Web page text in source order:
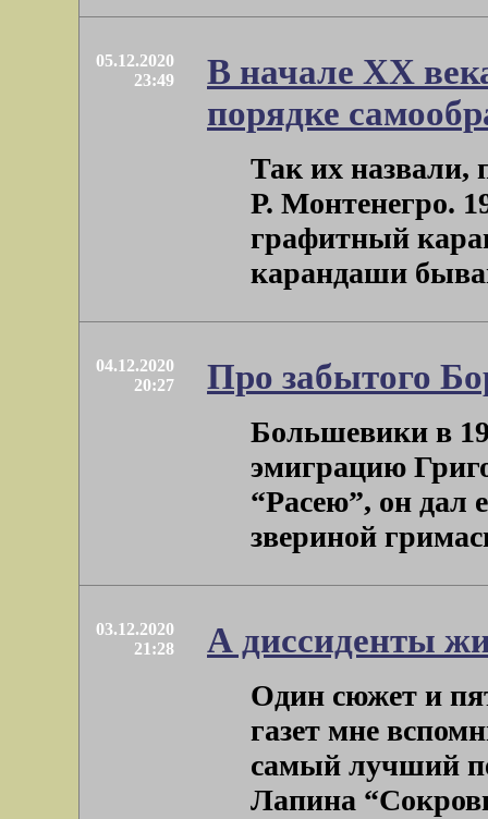
05.12.2020
23:49
В начале ХХ
порядке
Так их назвали,
Р. Монтенегро.
графитный
карандаши
04.12.2020
20:27
Про забытого
Большевики в
эмиграцию
“Расею”, он дал
звериной
03.12.2020
21:28
А диссиденты
Один сюжет и
газет мне
самый лучший
Лапина